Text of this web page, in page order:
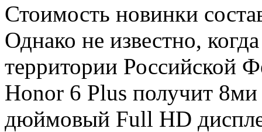
Стоимость новинки
Однако не известно,
территории Российской
Honor 6 Plus получит
дюймовый Full HD